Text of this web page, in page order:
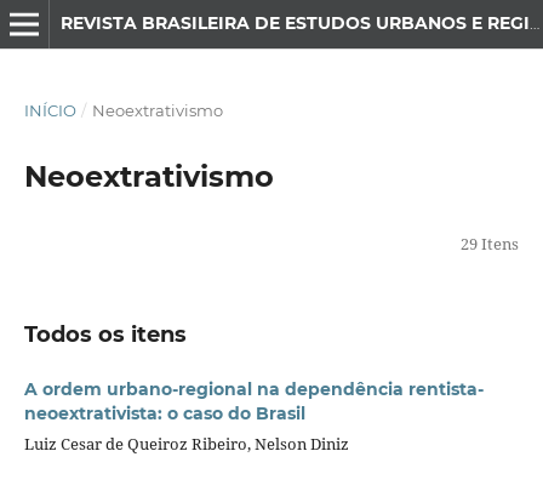
INÍCIO / Neoextrativismo
Neoextrativismo
29 Itens
Todos os itens
A ordem urbano-regional na dependência rentista-
neoextrativista: o caso do Brasil
Luiz Cesar de Queiroz Ribeiro, Nelson Diniz